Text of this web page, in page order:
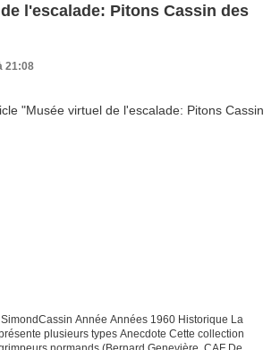
l'escalade: Pitons Cassin des
21:08
Année Années 1960 Historique La
plusieurs types Anecdote Cette collection